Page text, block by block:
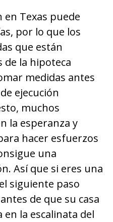
en Texas puede
por lo que los
que están
de la hipoteca
medidas antes
ejecución
muchos
la esperanza y
hacer esfuerzos
una
Así que si eres una
siguiente paso
de que su casa
la escalinata del